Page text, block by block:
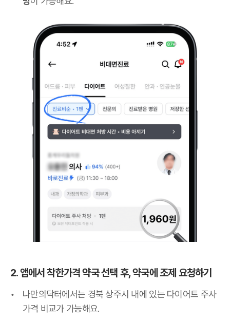
2. 앱에서 착한가격 약국 선택 후, 약국에 조제 요청하기
나만의닥터에서는 경북 상주시 내에 있는 다이어트 주사
가격 비교가 가능해요.